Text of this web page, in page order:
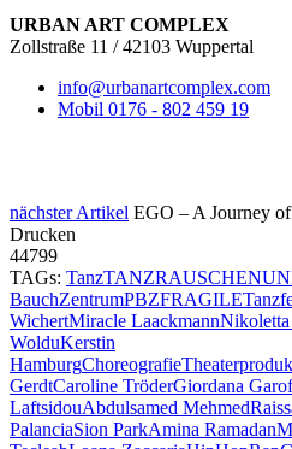
URBAN ART COMPLEX
Zollstraße 11 / 42103 Wuppertal
info@urbanartcomplex.com
Mobil 0176 - 802 459 19
nächster Artikel EGO – A Journey
Drucken
44799
TAGs: TanzTANZRAUSCHEN
BauchZentrumPBZFRAGILE
WichertMiracle LaackmannNikoletta
WolduKerstin
HamburgChoreografie
GerdtCaroline TröderGiordana
LaftsidouAbdulsamed Mehmed
PalanciaSion ParkAmina Ramadan